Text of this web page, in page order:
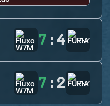
7 : 4
7 : 2